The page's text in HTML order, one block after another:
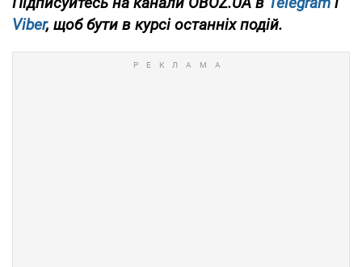
Viber, щоб бути в курсі останніх подій.